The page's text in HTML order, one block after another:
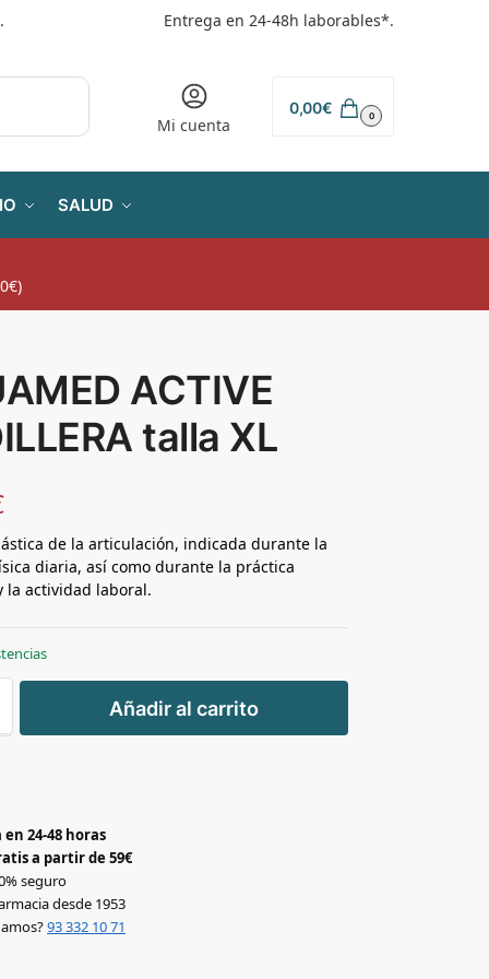
Entrega en 24-48h laborables*.
Mi cuenta
0,00€ 0
SALUD
ACTIVE
talla XL
de la articulación, indicada durante la
diaria, así como durante la práctica
la actividad laboral.
Añadir al carrito
24-48 horas
a partir de 59€
seguro
desde 1953
93 332 10 71